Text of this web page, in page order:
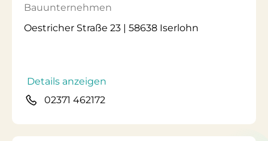
Bauunternehmen
Oestricher Straße 23 | 58638 Iserlohn
Details anzeigen
02371 462172